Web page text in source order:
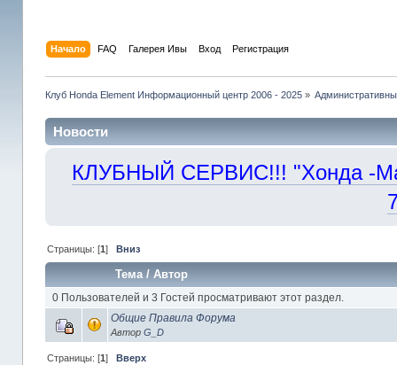
Начало FAQ Галерея Ивы Вход Регистрация
Клуб Honda Element Информационный центр 2006 - 2025»
Новости
КЛУБНЫЙ СЕРВИС!!! "Хонда -
Страницы: [1] Вниз
Тема/ Автор
0 Пользователей и 3 Гостей просматривают этот раздел.
Общие Правила Форума
Автор G_D
Страницы: [1] Вверх